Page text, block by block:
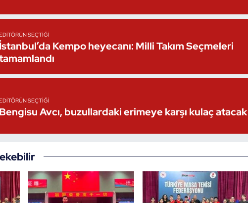
SEÇTIĞI
İstanbul’da Kempo heyecanı: Milli Takım Seçmeleri
SEÇTIĞI
Bengisu Avcı, buzullardaki erimeye karşı kulaç atacak